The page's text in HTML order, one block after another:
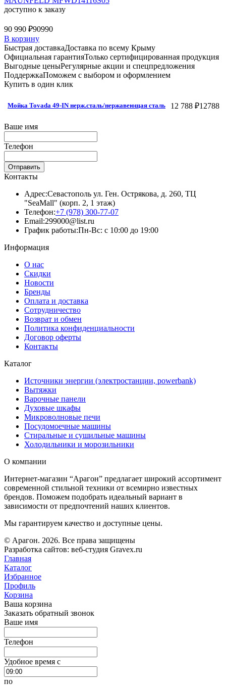
доступно к заказу
90 990 ₽90990
В корзину
Быстрая доставкаДоставка по всему Крыму
Официальная гарантияТолько сертифицированная продукция
Выгодные ценыРегулярные акции и спецпредложения
ПоддержкаПоможем с выбором и оформлением
Купить в один клик
Мойка Tovada 49-IN нерж.сталь/нержавеющая сталь 12 788 ₽12788
Ваше имя
Телефон
Отправить
Контакты
Адрес:Севастополь ул. Ген. Острякова, д. 260, ТЦ
"SeaMall" (корп. 2, 1 этаж)
Телефон:+7 (978) 300-77-07
Email:299000@list.ru
График работы:Пн-Вс: с 10:00 до 19:00
Информация
О нас
Скидки
Новости
Бренды
Оплата и доставка
Сотрудничество
Возврат и обмен
Политика конфиденциальности
Договор оферты
Контакты
Каталог
Источники энергии (электростанции, powerbank)
Вытяжки
Варочные панели
Духовые шкафы
Микроволновые печи
Посудомоечные машины
Стиральные и сушильные машины
Холодильники и морозильники
О компании
Интернет-магазин “Арагон” предлагает широкий ассортимент
современной стильной техники от всемирно известных
брендов. Поможем подобрать идеальный вариант в
зависимости от предпочтений наших клиентов.
Мы гарантируем качество и доступные цены.
© Арагон. 2026. Все права защищены
Разработка сайтов: веб-студия Gravex.ru
Главная
Каталог
Избранное
Профиль
Корзина
Ваша корзина
Заказать обратный звонок
Ваше имя
Телефон
Удобное время c
по